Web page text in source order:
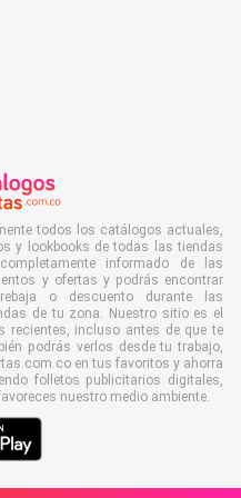
todos los catálogos actuales,
y lookbooks de todas las tiendas
informado de las
y ofertas y podrás encontrar
o descuento durante las
de tu zona. Nuestro sitio es el
recientes, incluso antes de que te
podrás verlos desde tu trabajo,
en tus favoritos y ahorra
folletos publicitarios digitales,
nuestro medio ambiente.